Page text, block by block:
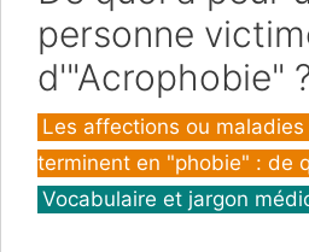
personne
d'"Acrophobie"
Catégories
Les affections ou
terminent en "phobie" : de
Vocabulaire et jargon